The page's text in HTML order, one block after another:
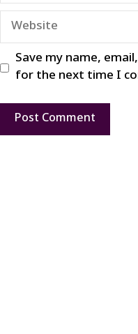
Website
Save my name,
for the next time I